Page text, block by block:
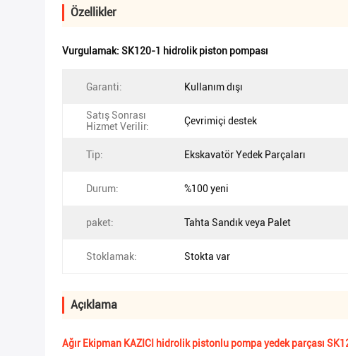
Özellikler
Vurgulamak: SK120-1 hidrolik piston pompası
Garanti: Kullanım dışı
Satış Sonrası
Hizmet Verilir:
Çevrimiçi destek
Tip: Ekskavatör Yedek Parçaları
Durum: %100 yeni
paket: Tahta Sandık veya Palet
Stoklamak: Stokta var
Açıklama
Ağır Ekipman KAZICI hidrolik pistonlu pompa yedek parçası